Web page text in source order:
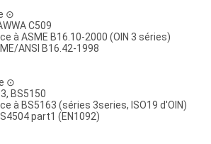
⊙
C509
à ASME B16.10-2000 (OIN 3 séries)
ANSI B16.42-1998
⊙
BS5150
à BS5163 (séries 3series, ISO19 d'OIN)
part1 (EN1092)